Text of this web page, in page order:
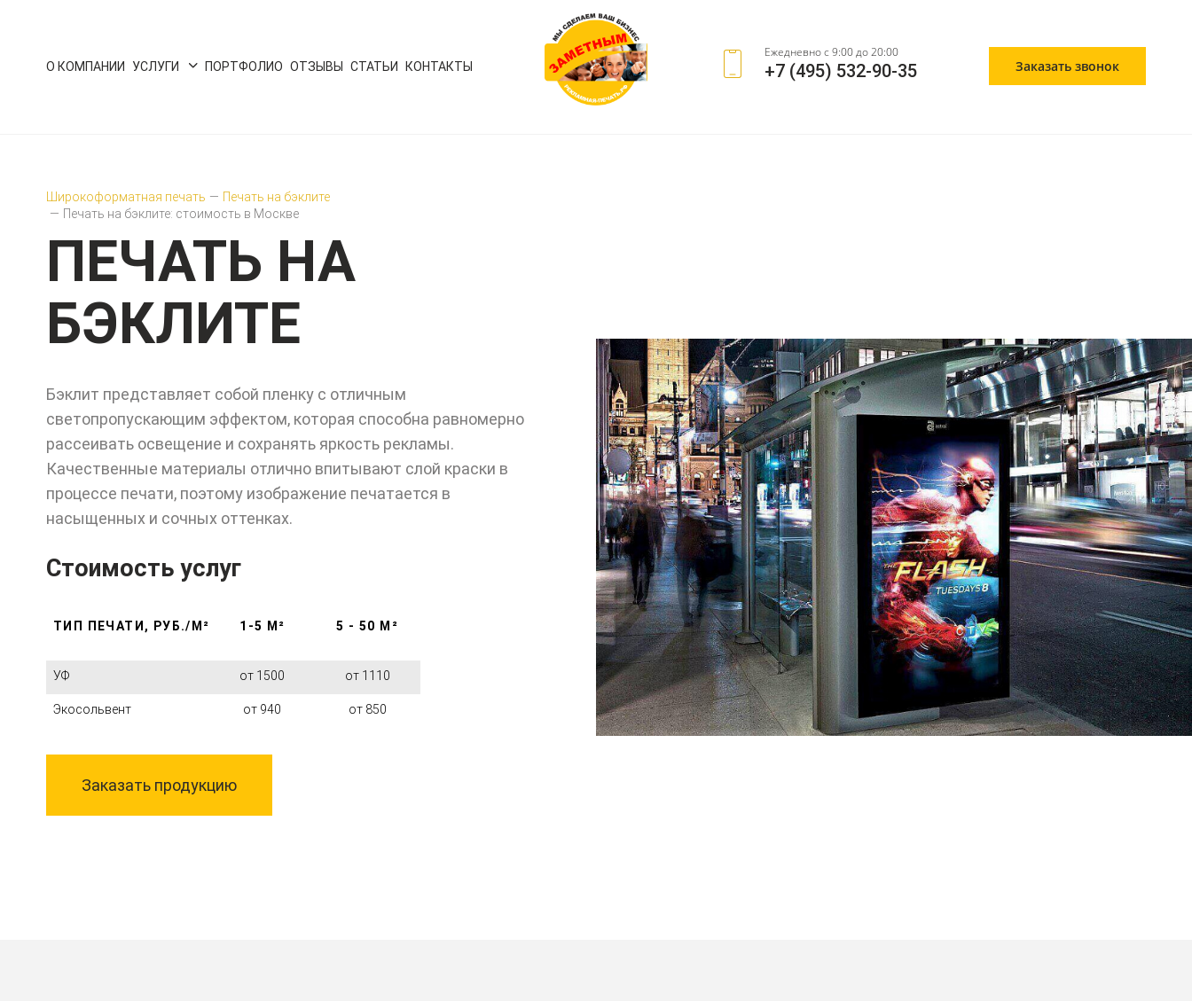
О КОМПАНИИ УСЛУГИ ПОРТФОЛИО ОТЗЫВЫ СТАТЬИ КОНТАКТЫ
Ежедневно с 9:00 до 20:00
+7 (495) 532-90-35 Заказать звонок
Широкоформатная печать — Печать на бэклите
— Печать на бэклите: стоимость в Москве
ПЕЧАТЬ НА
БЭКЛИТЕ
Бэклит представляет собой пленку с отличным
светопропускающим эффектом, которая способна равномерно
рассеивать освещение и сохранять яркость рекламы.
Качественные материалы отлично впитывают слой краски в
процессе печати, поэтому изображение печатается в
насыщенных и сочных оттенках.
Стоимость услуг
ТИП ПЕЧАТИ, РУБ./М²
УФ
Экосольвент
1-5 М²
от 1500
от 940
5 - 50 М²
от 1110
от 850
Заказать продукцию